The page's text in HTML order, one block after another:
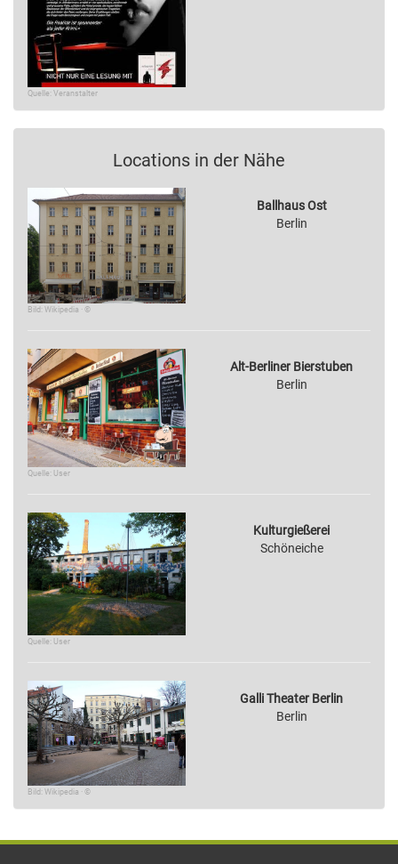
Quelle: Veranstalter
Locations in der Nähe
Bild: Wikipedia · ©
Ballhaus Ost
Berlin
Quelle: User
Alt-Berliner Bierstuben
Berlin
Quelle: User
Kulturgießerei
Schöneiche
Bild: Wikipedia · ©
Galli Theater Berlin
Berlin